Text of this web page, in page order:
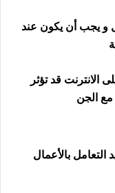
و يجب أن يكون عند
الانترنت قد تؤثر
مع الجن
بالأعمال